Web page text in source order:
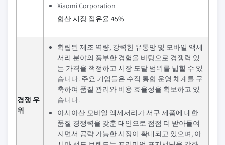
Xiaomi Corporation
합산 시장 점유율 45%
경쟁 우
위
확립된 제조 역량, 강력한 유통망 및 모바일 액세
서리 분야의 풍부한 경험을 바탕으로 경쟁력 있
는 가격을 책정하고 시장 도달 범위를 넓힐 수 있
습니다. 주요 기업들은 수직 통합 운영 체계를 구
축하여 품질 관리와 비용 효율성을 확보하고 있
습니다.
아시아산 모바일 액세서리가 서구 제품에 대한
품질 경쟁력을 갖춘 대안으로 점점 더 받아들여
지면서 공략 가능한 시장이 확대되고 있으며, 아